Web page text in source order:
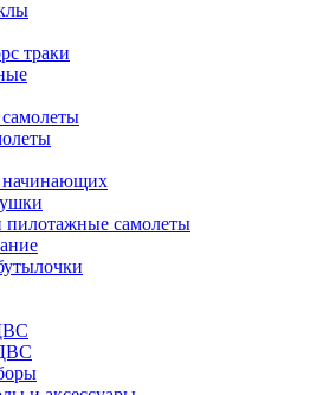
траки
начинающих
самолеты